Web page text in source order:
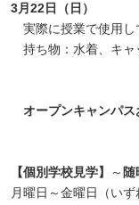
3月22日（日）
実際に授業で使用し
持ち物：水着、キャ
オープンキャンパ
【個別学校見学】 ～ 随
月曜日～金曜日（い